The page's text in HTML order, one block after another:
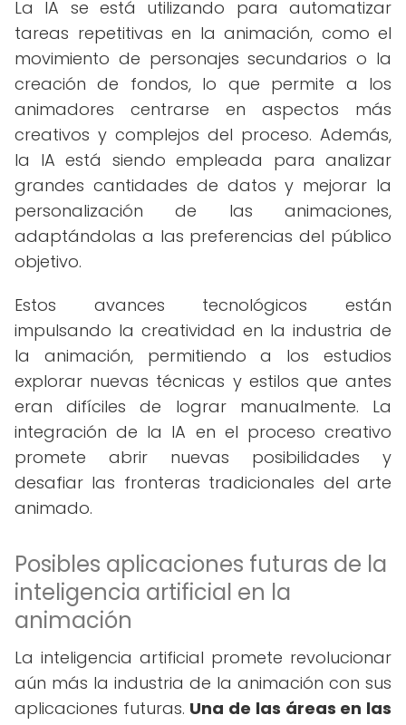
La IA se está utilizando para automatizar
tareas repetitivas en la animación, como el
movimiento de personajes secundarios o la
creación de fondos, lo que permite a los
animadores centrarse en aspectos más
creativos y complejos del proceso. Además,
la IA está siendo empleada para analizar
grandes cantidades de datos y mejorar la
personalización de las animaciones,
adaptándolas a las preferencias del público
objetivo.
Estos avances tecnológicos están
impulsando la creatividad en la industria de
la animación, permitiendo a los estudios
explorar nuevas técnicas y estilos que antes
eran difíciles de lograr manualmente. La
integración de la IA en el proceso creativo
promete abrir nuevas posibilidades y
desafiar las fronteras tradicionales del arte
animado.
Posibles aplicaciones futuras de la
inteligencia artificial en la
animación
La inteligencia artificial promete revolucionar
aún más la industria de la animación con sus
aplicaciones futuras. Una de las áreas en las